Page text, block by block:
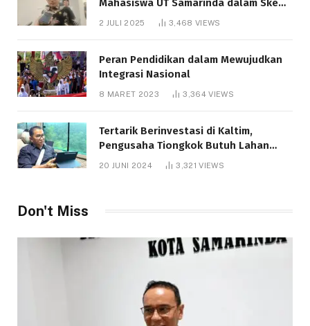
Mahasiswa UT Samarinda dalam Skema
Bantuan Pendidikan Gratispol
2 JULI 2025 3,468 VIEWS
Peran Pendidikan dalam Mewujudkan
Integrasi Nasional
8 MARET 2023 3,364VIEWS
Tertarik Berinvestasi di Kaltim,
Pengusaha Tiongkok Butuh Lahan
1.000 Hektare
20 JUNI 2024 3,321VIEWS
Don't Miss